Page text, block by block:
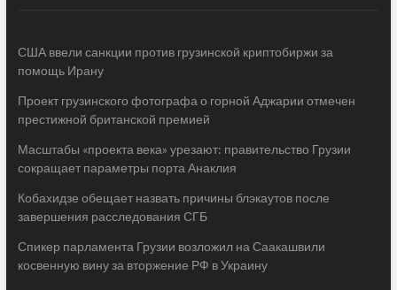
США ввели санкции против грузинской криптобиржи за
помощь Ирану
Проект грузинского фотографа о горной Аджарии отмечен
престижной британской премией
Масштабы «проекта века» урезают: правительство Грузии
сокращает параметры порта Анаклия
Кобахидзе обещает назвать причины блэкаутов после
завершения расследования СГБ
Спикер парламента Грузии возложил на Саакашвили
косвенную вину за вторжение РФ в Украину